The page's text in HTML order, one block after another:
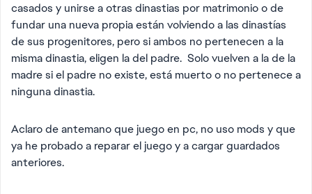
casados y unirse a otras dinastias por matrimonio o de
fundar una nueva propia están volviendo a las dinastías
de sus progenitores, pero si ambos no pertenecen a la
misma dinastia, eligen la del padre. Solo vuelven a la de la
madre si el padre no existe, está muerto o no pertenece a
ninguna dinastia.
Aclaro de antemano que juego en pc, no uso mods y que
ya he probado a reparar el juego y a cargar guardados
anteriores.